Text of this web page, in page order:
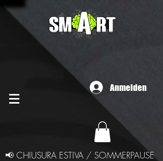
Anmelden
📢 CHIUSURA ESTIVA / SOMMERPAUSE